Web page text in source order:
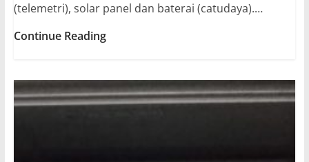
(telemetri), solar panel dan baterai (catudaya).…
Continue ReadingTermometer